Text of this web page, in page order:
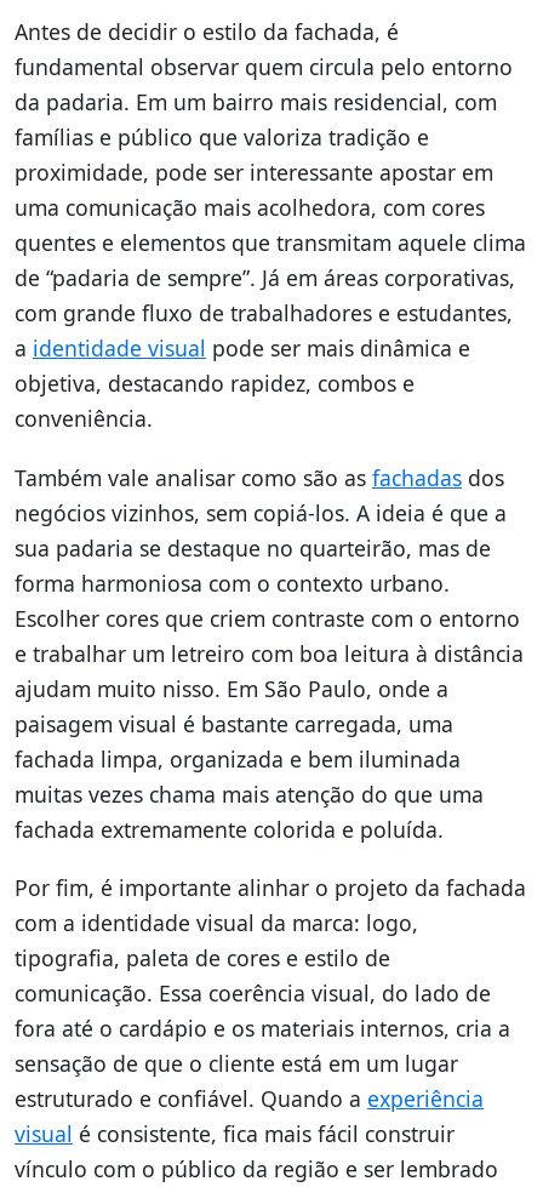
Antes de decidir o estilo da fachada, é
fundamental observar quem circula pelo entorno
da padaria. Em um bairro mais residencial, com
famílias e público que valoriza tradição e
proximidade, pode ser interessante apostar em
uma comunicação mais acolhedora, com cores
quentes e elementos que transmitam aquele clima
de “padaria de sempre”. Já em áreas corporativas,
com grande fluxo de trabalhadores e estudantes,
a identidade visual pode ser mais dinâmica e
objetiva, destacando rapidez, combos e
conveniência.
Também vale analisar como são as fachadas dos
negócios vizinhos, sem copiá-los. A ideia é que a
sua padaria se destaque no quarteirão, mas de
forma harmoniosa com o contexto urbano.
Escolher cores que criem contraste com o entorno
e trabalhar um letreiro com boa leitura à distância
ajudam muito nisso. Em São Paulo, onde a
paisagem visual é bastante carregada, uma
fachada limpa, organizada e bem iluminada
muitas vezes chama mais atenção do que uma
fachada extremamente colorida e poluída.
Por fim, é importante alinhar o projeto da fachada
com a identidade visual da marca: logo,
tipografia, paleta de cores e estilo de
comunicação. Essa coerência visual, do lado de
fora até o cardápio e os materiais internos, cria a
sensação de que o cliente está em um lugar
estruturado e confiável. Quando a experiência
visual é consistente, fica mais fácil construir
vínculo com o público da região e ser lembrado